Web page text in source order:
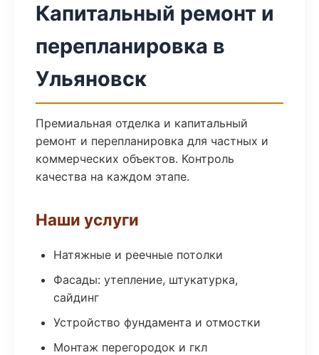
Капитальный ремонт и
перепланировка в
Ульяновск
Премиальная отделка и капитальный
ремонт и перепланировка для частных и
коммерческих объектов. Контроль
качества на каждом этапе.
Наши услуги
Натяжные и реечные потолки
Фасады: утепление, штукатурка,
сайдинг
Устройство фундамента и отмостки
Монтаж перегородок и гкл